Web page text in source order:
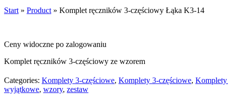
Start » Product » Komplet ręczników 3-częściowy Łąka K3-14
Ceny widoczne po zalogowaniu
Komplet ręczników 3-częściowy ze wzorem
Categories: Komplety 3-częściowe, Komplety 3-częściowe,
wyjątkowe, wzory, zestaw